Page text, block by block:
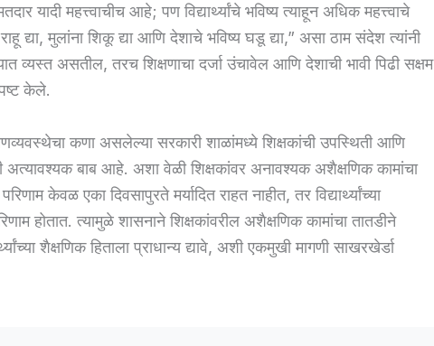
यादी महत्त्वाचीच आहे; पण विद्यार्थ्यांचे भविष्य त्याहून अधिक महत्त्वाचे
द्या, मुलांना शिकू द्या आणि देशाचे भविष्य घडू द्या,” असा ठाम संदेश त्यांनी
व्यस्त असतील, तरच शिक्षणाचा दर्जा उंचावेल आणि देशाची भावी पिढी सक्षम
केले.
कणा असलेल्या सरकारी शाळांमध्ये शिक्षकांची उपस्थिती आणि
अत्यावश्यक बाब आहे. अशा वेळी शिक्षकांवर अनावश्यक अशैक्षणिक कामांचा
केवळ एका दिवसापुरते मर्यादित राहत नाहीत, तर विद्यार्थ्यांच्या
होतात. त्यामुळे शासनाने शिक्षकांवरील अशैक्षणिक कामांचा तातडीने
शैक्षणिक हिताला प्राधान्य द्यावे, अशी एकमुखी मागणी साखरखेर्डा